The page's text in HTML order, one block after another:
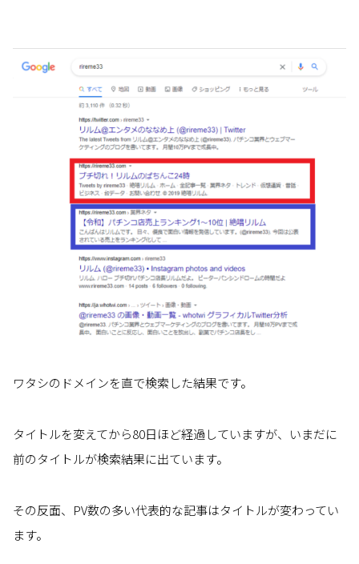
ワタシのドメインを直で検索した結果です。
タイトルを変えてから80日ほど経過していますが、いまだに
前のタイトルが検索結果に出ています。
その反面、PV数の多い代表的な記事はタイトルが変わってい
ます。